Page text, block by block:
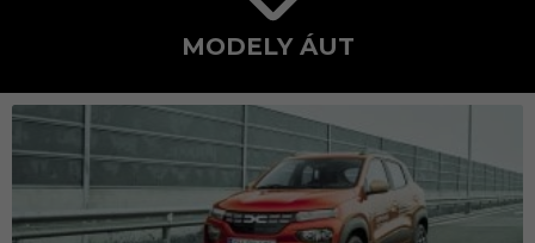
MODELY ÁUT
m
o
d
e